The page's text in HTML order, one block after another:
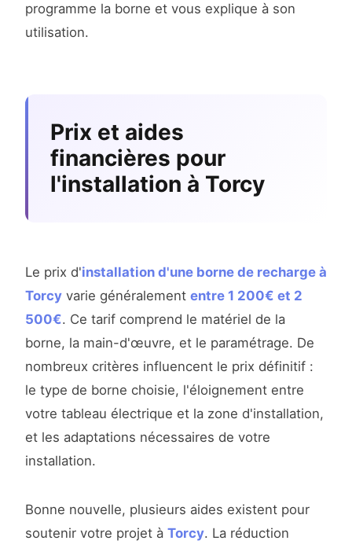
programme la borne et vous explique à son
utilisation.
Prix et aides
financières pour
l'installation à Torcy
Le prix d'installation d'une borne de recharge à
Torcy varie généralement entre 1 200€ et 2
500€. Ce tarif comprend le matériel de la
borne, la main-d'œuvre, et le paramétrage. De
nombreux critères influencent le prix définitif :
le type de borne choisie, l'éloignement entre
votre tableau électrique et la zone d'installation,
et les adaptations nécessaires de votre
installation.
Bonne nouvelle, plusieurs aides existent pour
soutenir votre projet à Torcy. La réduction